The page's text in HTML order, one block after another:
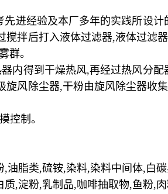
先进经验及本厂多年的实践所设计
搅拌后打入液体过滤器,液体过滤
群。
内得到干燥热风,再经过热风分配
旋风除尘器,干粉由旋风除尘器收集
控制。
,油脂类,硫铵,染料,染料中间体, 白
质,淀粉,乳制品,咖啡抽取物,鱼粉,